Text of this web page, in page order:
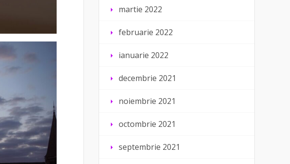
martie 2022
februarie 2022
ianuarie 2022
decembrie 2021
noiembrie 2021
octombrie 2021
septembrie 2021